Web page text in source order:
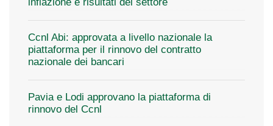
Ccnl Abi: approvata a livello nazionale la
piattaforma per il rinnovo del contratto
nazionale dei bancari
Pavia e Lodi approvano la piattaforma di
rinnovo del Ccnl